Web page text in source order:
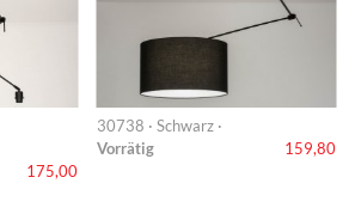
175,00
30738 · Schwarz ·
Vorrätig
159,80